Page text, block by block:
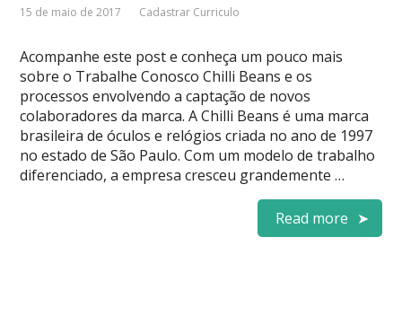
15 de maio de 2017 Cadastrar Curriculo
Acompanhe este post e conheça um pouco mais
sobre o Trabalhe Conosco Chilli Beans e os
processos envolvendo a captação de novos
colaboradores da marca. A Chilli Beans é uma marca
brasileira de óculos e relógios criada no ano de 1997
no estado de São Paulo. Com um modelo de trabalho
diferenciado, a empresa cresceu grandemente …
Read more